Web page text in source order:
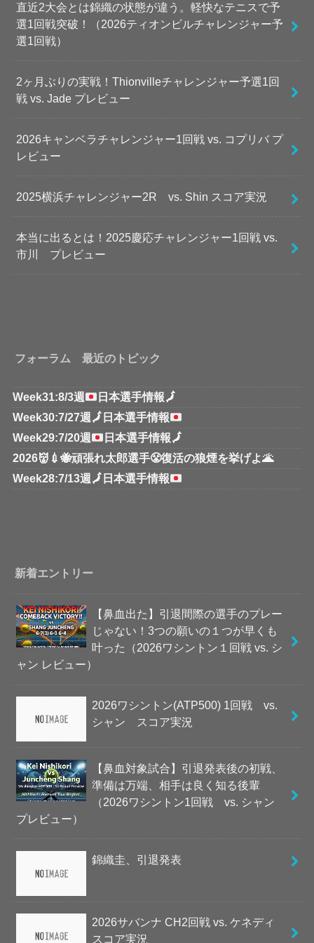
直近2大会とは錦織の状態が違う。軽快なテニスで予
選1回戦突破！（2026ティオンビルチャレンジャー予
選1回戦）
2ヶ月ぶりの実戦！Thionvilleチャレンジャー予選1回
戦 vs. Jade プレビュー
2026キャンベラチャレンジャー1回戦 vs. コプリバ プ
レビュー
2025横浜チャレンジャー2R vs. Shin スコア実況
本当に出るとは！2025慶応チャレンジャー1回戦 vs.
市川 プレビュー
フォーラム 最近のトピック
Week31:8/3週 日本選手情報🗾
Week30:7/27週 🗾 日本選手情報
Week29:7/20週
日本選手情報🗾
2026👹💉🐝頑張れ太郎選手😤復活の狼煙を挙げよ🌋
Week28:7/13週 🗾 日本選手情報
新着エントリー
【鼻血出た】引退間際の選手のプレー
じゃない！3つの願いの１つが早くも
叶った（2026ワシントン１回戦 vs. シ
ャン レビュー）
2026ワシントン(ATP500) 1回戦 vs.
シャン スコア実況
【鼻血対象試合】引退発表後の初戦、
準備は万端、相手は良く知る後輩
（2026ワシントン1回戦 vs. シャン
プレビュー）
錦織圭、引退発表
2026サバンナ CH2回戦 vs. ケネディ
スコア実況